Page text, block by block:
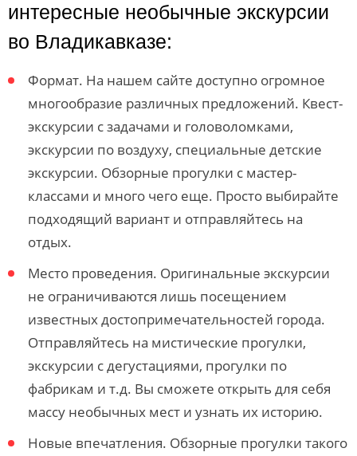
интересные необычные экскурсии
во Владикавказе:
Формат. На нашем сайте доступно огромное
многообразие различных предложений. Квест-
экскурсии с задачами и головоломками,
экскурсии по воздуху, специальные детские
экскурсии. Обзорные прогулки с мастер-
классами и много чего еще. Просто выбирайте
подходящий вариант и отправляйтесь на
отдых.
Место проведения. Оригинальные экскурсии
не ограничиваются лишь посещением
известных достопримечательностей города.
Отправляйтесь на мистические прогулки,
экскурсии с дегустациями, прогулки по
фабрикам и т.д. Вы сможете открыть для себя
массу необычных мест и узнать их историю.
Новые впечатления. Обзорные прогулки такого